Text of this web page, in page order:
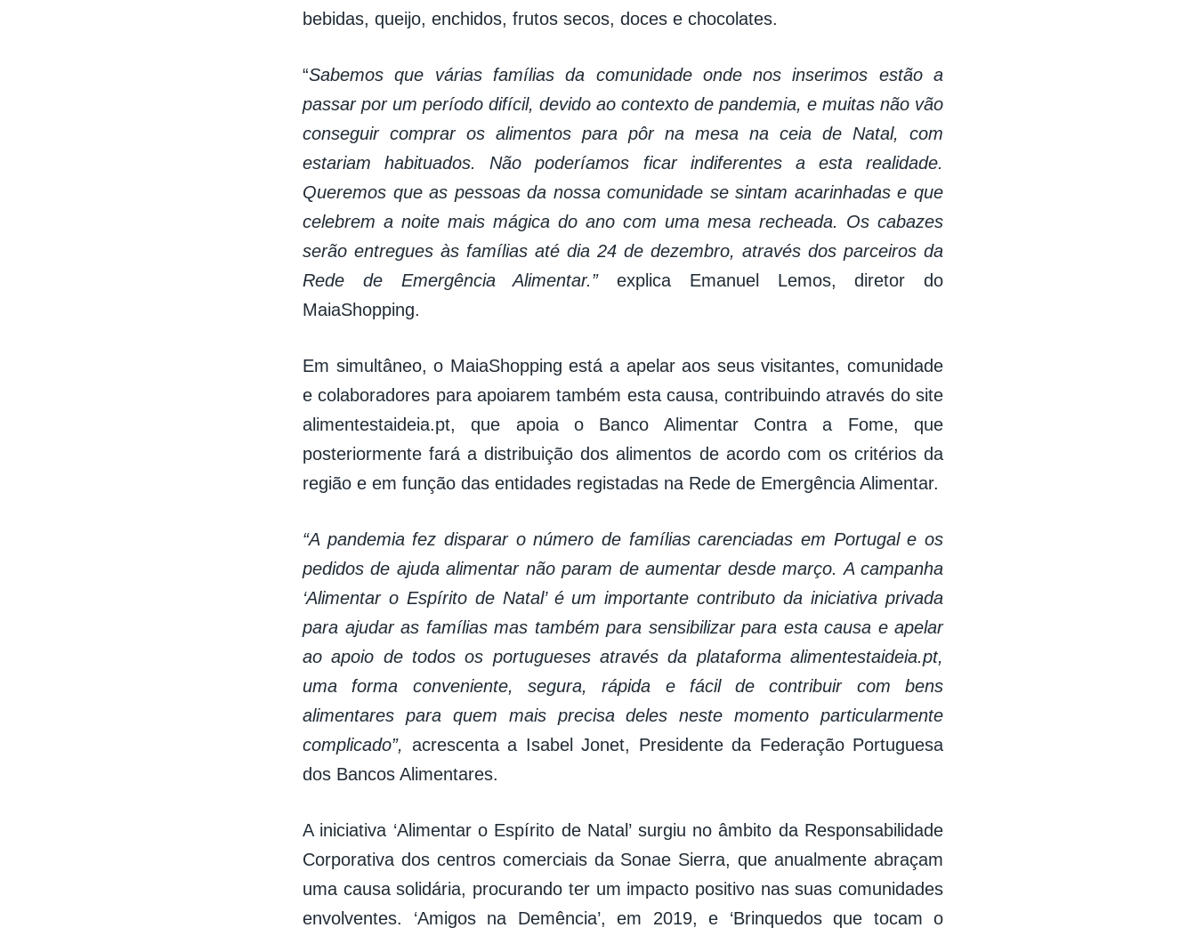
bebidas, queijo, enchidos, frutos secos, doces e chocolates.
“Sabemos que várias famílias da comunidade onde nos inserimos estão a
passar por um período difícil, devido ao contexto de pandemia, e muitas não vão
conseguir comprar os alimentos para pôr na mesa na ceia de Natal, com
estariam habituados. Não poderíamos ficar indiferentes a esta realidade.
Queremos que as pessoas da nossa comunidade se sintam acarinhadas e que
celebrem a noite mais mágica do ano com uma mesa recheada. Os cabazes
serão entregues às famílias até dia 24 de dezembro, através dos parceiros da
Rede de Emergência Alimentar.”explica Emanuel Lemos, diretor do
MaiaShopping.
Em simultâneo, o MaiaShopping está a apelar aos seus visitantes, comunidade
e colaboradores para apoiarem também esta causa, contribuindo através do site
alimentestaideia.pt, que apoia o Banco Alimentar Contra a Fome, que
posteriormente fará a distribuição dos alimentos de acordo com os critérios da
região e em função das entidades registadas na Rede de Emergência Alimentar.
“A pandemia fez disparar o número de famílias carenciadas em Portugal e os
pedidos de ajuda alimentar não param de aumentar desde março. A campanha
‘Alimentar o Espírito de Natal’ é um importante contributo da iniciativa privada
para ajudar as famílias mas também para sensibilizar para esta causa e apelar
ao apoio de todos os portugueses através da plataforma alimentestaideia.pt,
uma forma conveniente, segura, rápida e fácil de contribuir com bens
alimentares para quem mais precisa deles neste momento particularmente
complicado”, acrescenta a Isabel Jonet, Presidente da Federação Portuguesa
dos Bancos Alimentares.
A iniciativa ‘Alimentar o Espírito de Natal’ surgiu no âmbito da Responsabilidade
Corporativa dos centros comerciais da Sonae Sierra, que anualmente abraçam
uma causa solidária, procurando ter um impacto positivo nas suas comunidades
envolventes. ‘Amigos na Demência’, em 2019, e ‘Brinquedos que tocam o